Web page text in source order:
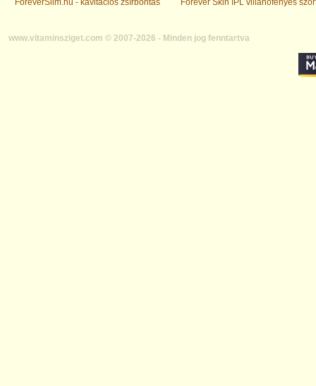
ForeverSlim.hu - kavitációs zsírbontás Forever Skin IPL villanófényes
www.vitaminsziget.com © 2007-2026 - Minden jog fenntartva